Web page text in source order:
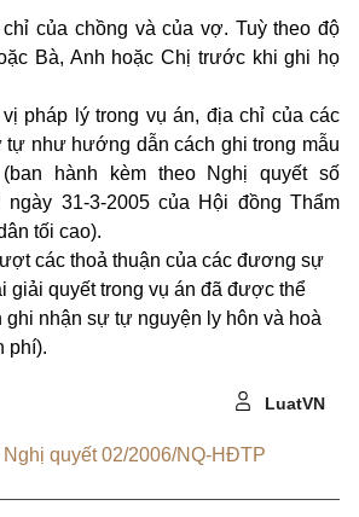
của chồng và của vợ. Tuỳ theo độ
Bà, Anh hoặc Chị trước khi ghi họ
pháp lý trong vụ án, địa chỉ của các
như hướng dẫn cách ghi trong mẫu
hành kèm theo Nghị quyết số
ngày 31-3-2005 của Hội đồng Thẩm
tối cao).
các thoả thuận của các đương sự
giải quyết trong vụ án đã được thể
ghi nhận sự tự nguyện ly hôn và hoà
phí).
LuatVN
Nghị quyết 02/2006/NQ-HĐTP